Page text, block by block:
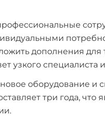
дополнения
узкого
оборудование и
три года,